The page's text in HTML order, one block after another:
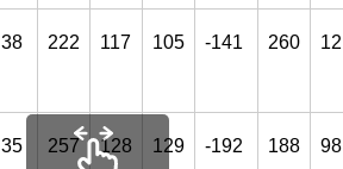
38 222 117 105 -141 260
35 257 128 129 -192 188 98